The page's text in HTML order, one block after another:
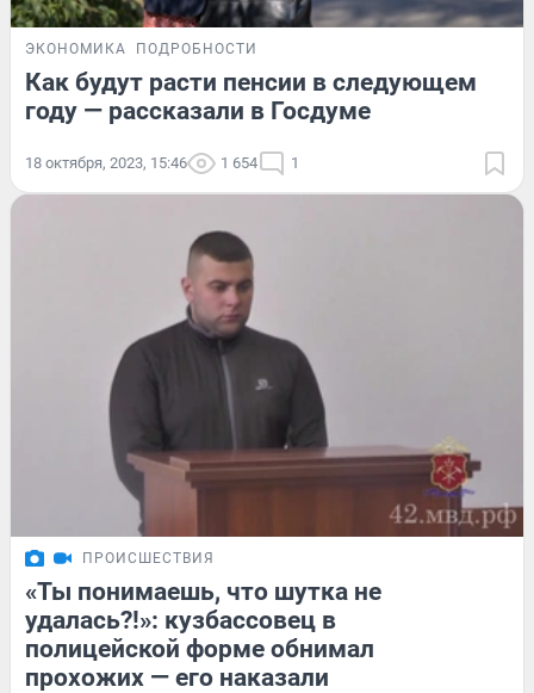
ЭКОНОМИКА ПОДРОБНОСТИ
Как будут расти пенсии в следующем
году — рассказали в Госдуме
18 октября, 2023, 15:46 1 654 1
ПРОИСШЕСТВИЯ
«Ты понимаешь, что шутка не
удалась?!»: кузбассовец в
полицейской форме обнимал
прохожих — его наказали